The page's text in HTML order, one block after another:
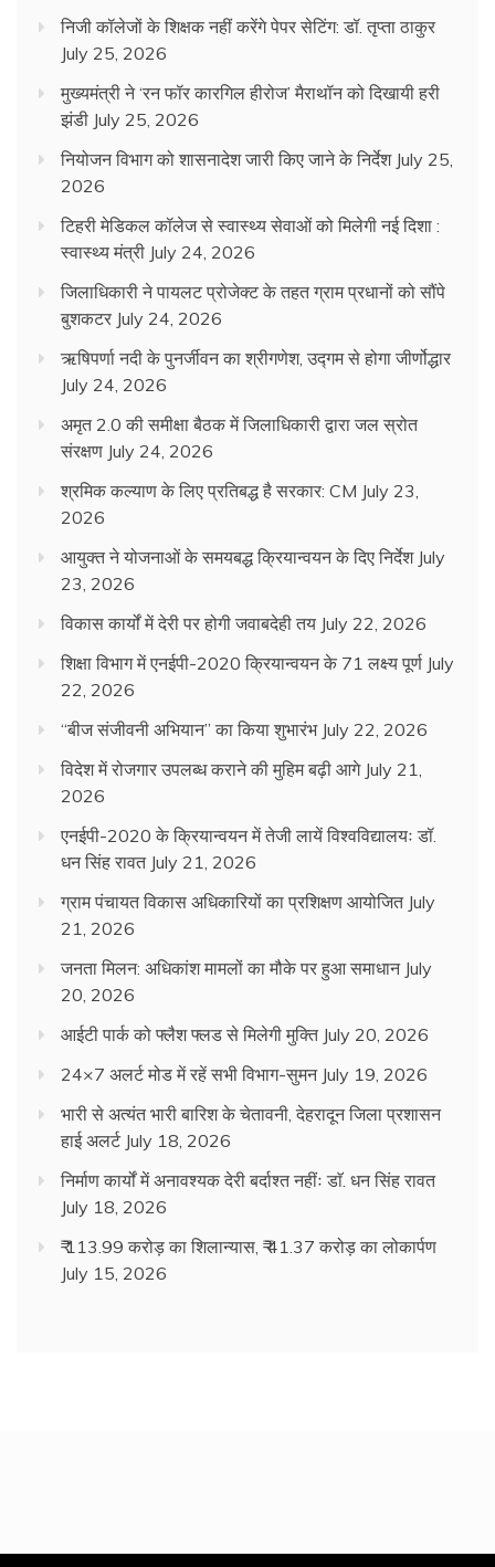
निजी कॉलेजों के शिक्षक नहीं करेंगे पेपर सेटिंग: डॉ. तृप्ता ठाकुर
July 25, 2026
मुख्यमंत्री ने ‘रन फॉर कारगिल हीरोज’ मैराथॉन को दिखायी हरी
झंडी July 25, 2026
नियोजन विभाग को शासनादेश जारी किए जाने के निर्देश July 25,
2026
टिहरी मेडिकल कॉलेज से स्वास्थ्य सेवाओं को मिलेगी नई दिशा :
स्वास्थ्य मंत्री July 24, 2026
जिलाधिकारी ने पायलट प्रोजेक्ट के तहत ग्राम प्रधानों को सौंपे
बुशकटर July 24, 2026
ऋषिपर्णा नदी के पुनर्जीवन का श्रीगणेश, उद्गम से होगा जीर्णोद्धार
July 24, 2026
अमृत 2.0 की समीक्षा बैठक में जिलाधिकारी द्वारा जल स्रोत
संरक्षण July 24, 2026
श्रमिक कल्याण के लिए प्रतिबद्ध है सरकार: CM July 23,
2026
आयुक्त ने योजनाओं के समयबद्ध क्रियान्वयन के दिए निर्देश July
23, 2026
विकास कार्यों में देरी पर होगी जवाबदेही तय July 22, 2026
शिक्षा विभाग में एनईपी-2020 क्रियान्वयन के 71 लक्ष्य पूर्ण July
22, 2026
“बीज संजीवनी अभियान” का किया शुभारंभ July 22, 2026
विदेश में रोजगार उपलब्ध कराने की मुहिम बढ़ी आगे July 21,
2026
एनईपी-2020 के क्रियान्वयन में तेजी लायें विश्वविद्यालयः डॉ.
धन सिंह रावत July 21, 2026
ग्राम पंचायत विकास अधिकारियों का प्रशिक्षण आयोजित July
21, 2026
जनता मिलन: अधिकांश मामलों का मौके पर हुआ समाधान July
20, 2026
आईटी पार्क को फ्लैश फ्लड से मिलेगी मुक्ति July 20, 2026
24×7 अलर्ट मोड में रहें सभी विभाग-सुमन July 19, 2026
भारी से अत्यंत भारी बारिश के चेतावनी, देहरादून जिला प्रशासन
हाई अलर्ट July 18, 2026
निर्माण कार्यों में अनावश्यक देरी बर्दाश्त नहींः डाॅ. धन सिंह रावत
July 18, 2026
₹ 113.99 करोड़ का शिलान्यास, ₹ 41.37 करोड़ का लोकार्पण
July 15, 2026